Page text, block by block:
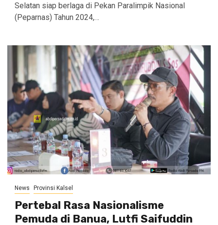
Selatan siap berlaga di Pekan Paralimpik Nasional
(Peparnas) Tahun 2024,…
News Provinsi Kalsel
Pertebal Rasa Nasionalisme
Pemuda di Banua, Lutfi Saifuddin